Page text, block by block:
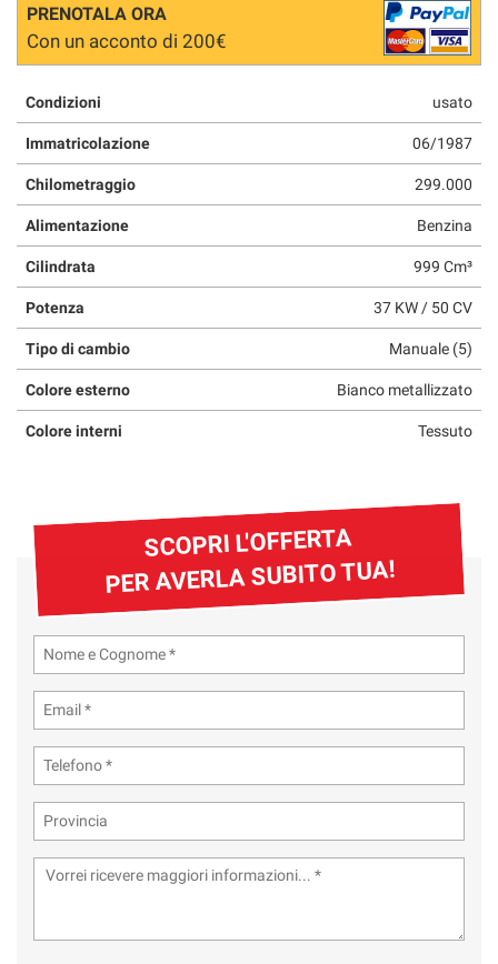
PRENOTALA ORA
Con un acconto di 200€
Condizioni usato
Immatricolazione 06/1987
Chilometraggio 299.000
Alimentazione Benzina
Cilindrata 999 Cm³
Potenza 37 KW / 50 CV
Tipo di cambio Manuale (5)
Colore esterno Bianco metallizzato
Colore interni Tessuto
SCOPRI L'OFFERTA
PER AVERLA SUBITO TUA!